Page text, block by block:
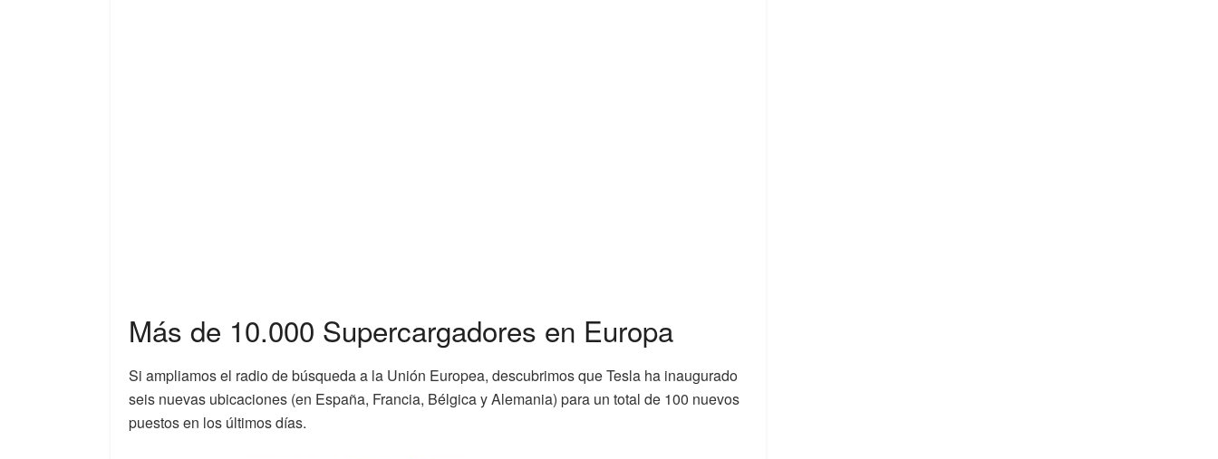
Más de 10.000 Supercargadores en Europa
Si ampliamos el radio de búsqueda a la Unión Europea, descubrimos que Tesla ha inaugurado
seis nuevas ubicaciones (en España, Francia, Bélgica y Alemania) para un total de 100 nuevos
puestos en los últimos días.